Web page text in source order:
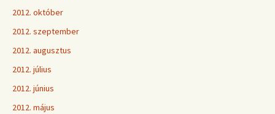
2012. október
2012. szeptember
2012. augusztus
2012. július
2012. június
2012. május